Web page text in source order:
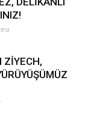
ZİYECH,